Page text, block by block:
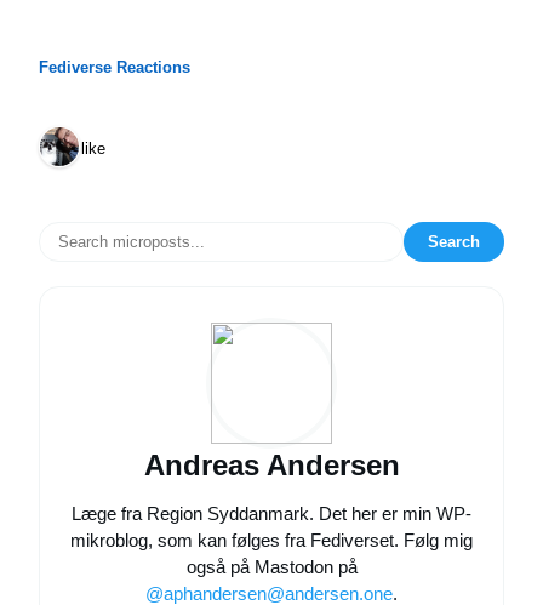
Fediverse Reactions
1 like
Search
Andreas Andersen
Læge fra Region Syddanmark. Det her er min WP-
mikroblog, som kan følges fra Fediverset. Følg mig
også på Mastodon på
@aphandersen@andersen.one.